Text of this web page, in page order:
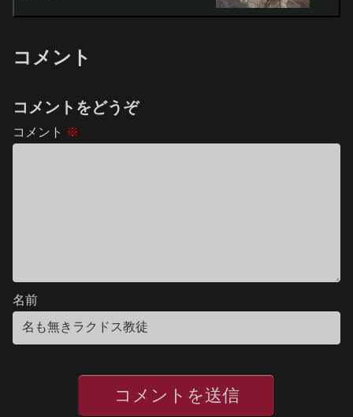
コメント
コメントをどうぞ
コメント ※
名前